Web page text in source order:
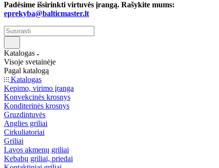
Padėsime išsirinkti virtuvės įrangą. Rašykite mums:
eprekyba@balticmaster.lt
Katalogas
Visoje svetainėje
Pagal katalogą
Katalogas
Kepimo, virimo įranga
Konvekcinės krosnys
Konditerinės krosnys
Gruzdintuvės
Anglies griliai
Cirkuliatoriai
Griliai
Lavos akmenų griliai
Kebabų griliai, priedai